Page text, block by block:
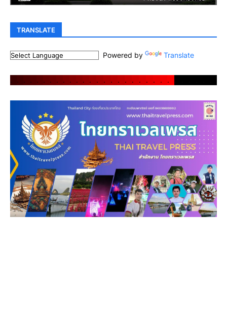
TRANSLATE
Powered by Translate
. . . . . . . . . . . . . . . . . . . . . . . .